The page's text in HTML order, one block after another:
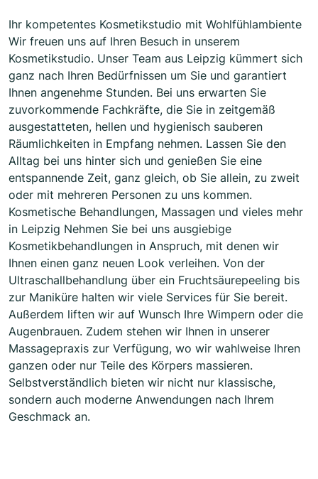
Ihr kompetentes Kosmetikstudio mit Wohlfühlambiente
Wir freuen uns auf Ihren Besuch in unserem
Kosmetikstudio. Unser Team aus Leipzig kümmert sich
ganz nach Ihren Bedürfnissen um Sie und garantiert
Ihnen angenehme Stunden. Bei uns erwarten Sie
zuvorkommende Fachkräfte, die Sie in zeitgemäß
ausgestatteten, hellen und hygienisch sauberen
Räumlichkeiten in Empfang nehmen. Lassen Sie den
Alltag bei uns hinter sich und genießen Sie eine
entspannende Zeit, ganz gleich, ob Sie allein, zu zweit
oder mit mehreren Personen zu uns kommen.
Kosmetische Behandlungen, Massagen und vieles mehr
in Leipzig Nehmen Sie bei uns ausgiebige
Kosmetikbehandlungen in Anspruch, mit denen wir
Ihnen einen ganz neuen Look verleihen. Von der
Ultraschallbehandlung über ein Fruchtsäurepeeling bis
zur Maniküre halten wir viele Services für Sie bereit.
Außerdem liften wir auf Wunsch Ihre Wimpern oder die
Augenbrauen. Zudem stehen wir Ihnen in unserer
Massagepraxis zur Verfügung, wo wir wahlweise Ihren
ganzen oder nur Teile des Körpers massieren.
Selbstverständlich bieten wir nicht nur klassische,
sondern auch moderne Anwendungen nach Ihrem
Geschmack an.